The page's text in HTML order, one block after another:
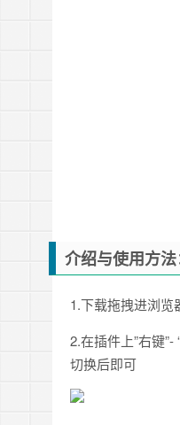
介绍与使用方法
1.下载拖拽进浏览
2.在插件上”右键
切换后即可